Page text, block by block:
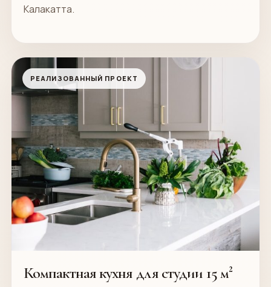
Калакатта.
РЕАЛИЗОВАННЫЙ ПРОЕКТ
Компактная кухня для студии 15 м²